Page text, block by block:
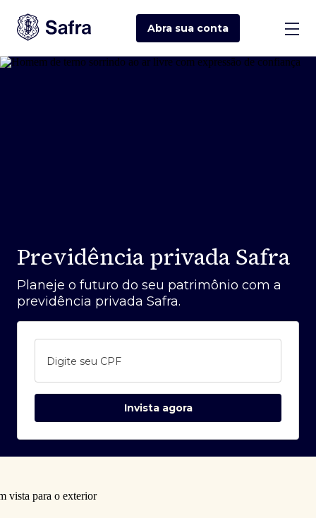
Abra sua conta
Previdência privada Safra
Planeje o futuro do seu patrimônio com a
previdência privada Safra.
Digite seu CPF
Invista agora